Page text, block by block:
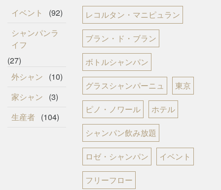
イベント
(92)
シャンパンラ
イフ
(27)
外シャン
(10)
家シャン
(3)
生産者 (104)
レコルタン・マニピュラン
ブラン・ド・ブラン
ボトルシャンパン
グラスシャンパーニュ 東京
ピノ・ノワール ホテル
シャンパン飲み放題
ロゼ・シャンパン イベント
フリーフロー